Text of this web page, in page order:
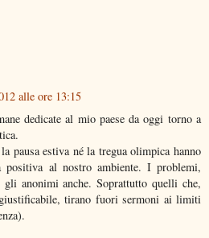
alle ore 13:15
dedicate al mio paese da oggi torno a
pausa estiva né la tregua olimpica hanno
positiva al nostro ambiente. I problemi,
gli anonimi anche. Soprattutto quelli che,
tirano fuori sermoni ai limiti